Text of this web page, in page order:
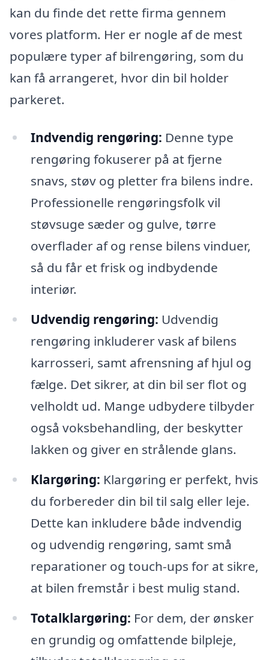
kan du finde det rette firma gennem
vores platform. Her er nogle af de mest
populære typer af bilrengøring, som du
kan få arrangeret, hvor din bil holder
parkeret.
Indvendig rengøring: Denne type
rengøring fokuserer på at fjerne
snavs, støv og pletter fra bilens indre.
Professionelle rengøringsfolk vil
støvsuge sæder og gulve, tørre
overflader af og rense bilens vinduer,
så du får et frisk og indbydende
interiør.
Udvendig rengøring: Udvendig
rengøring inkluderer vask af bilens
karrosseri, samt afrensning af hjul og
fælge. Det sikrer, at din bil ser flot og
velholdt ud. Mange udbydere tilbyder
også voksbehandling, der beskytter
lakken og giver en strålende glans.
Klargøring: Klargøring er perfekt, hvis
du forbereder din bil til salg eller leje.
Dette kan inkludere både indvendig
og udvendig rengøring, samt små
reparationer og touch-ups for at sikre,
at bilen fremstår i best mulig stand.
Totalklargøring: For dem, der ønsker
en grundig og omfattende bilpleje,